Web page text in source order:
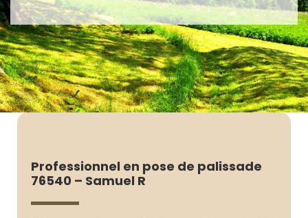
Professionnel en pose de palissade
76540 – Samuel R